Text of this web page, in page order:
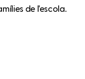
de l'escola.